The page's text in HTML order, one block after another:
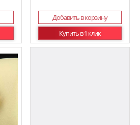
Добавить в корзину
Купить в 1 клик